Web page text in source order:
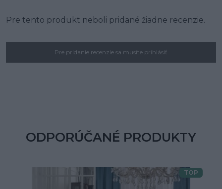
Pre tento produkt neboli pridané žiadne recenzie.
Pre pridanie recenzie sa musíte prihlásiť
ODPORÚČANÉ PRODUKTY
TOP
Doprava zdarma